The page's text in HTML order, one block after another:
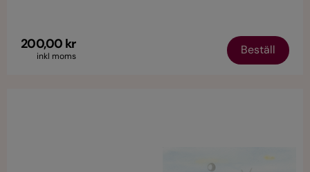
200,00 kr
inkl moms Beställ